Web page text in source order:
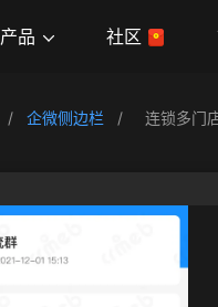
产品 社区
/ 企微侧边栏 /
连锁多门